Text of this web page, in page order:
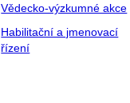
Vědecko-výzkumné akce
Habilitační a jmenovací
řízení